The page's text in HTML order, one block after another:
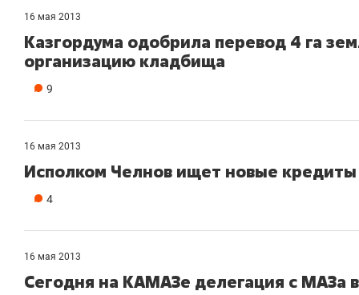
16 мая 2013
Казгордума одобрила перевод 4 га
организацию кладбища
9
16 мая 2013
Исполком Челнов ищет новые
4
16 мая 2013
Сегодня на КАМАЗе делегация с МАЗа